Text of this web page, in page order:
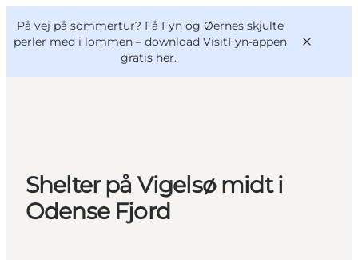
På vej på sommertur? Få Fyn og Øernes skjulte
perler med i lommen – download VisitFyn-appen
gratis her.
Oplevelser
Outdoor
Mad og drikke
VisitFyn
Deutsch
Shelter på Vigelsø midt i
Odense Fjord